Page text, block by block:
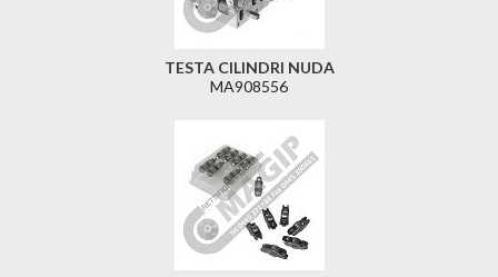
TESTA CILINDRI NUDA
MA908556